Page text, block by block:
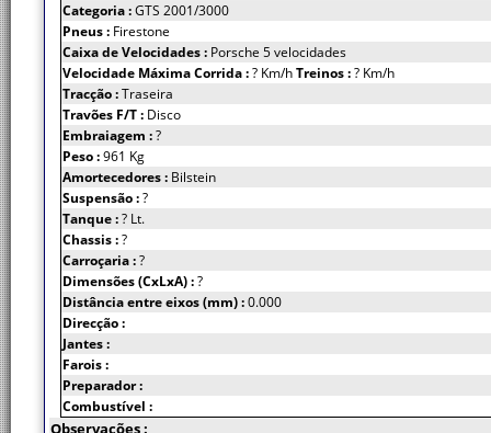
Categoria :GTS 2001/3000
Pneus : Firestone
Caixa de Velocidades : Porsche 5 velocidades
Velocidade Máxima Corrida :? Km/hTreinos :? Km/h
Tracção :Traseira
Travões F/T : Disco
Embraiagem :?
Peso :961 Kg
Amortecedores : Bilstein
Suspensão :?
Tanque :? Lt.
Chassis :?
Carroçaria :?
Dimensões (CxLxA) :?
Distância entre eixos (mm) :0.000
Direcção :
Jantes :
Farois :
Preparador :
Combustível :
Observações :